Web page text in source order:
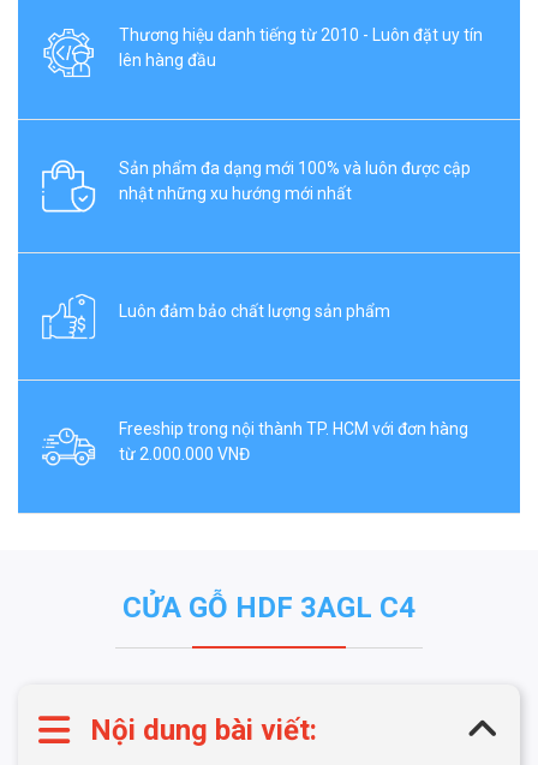
Thương hiệu danh tiếng từ 2010 - Luôn đặt uy tín
lên hàng đầu
Sản phẩm đa dạng mới 100% và luôn được cập
nhật những xu hướng mới nhất
Luôn đảm bảo chất lượng sản phẩm
Freeship trong nội thành TP. HCM với đơn hàng
từ 2.000.000 VNĐ
CỬA GỖ HDF 3AGL C4
Nội dung bài viết: